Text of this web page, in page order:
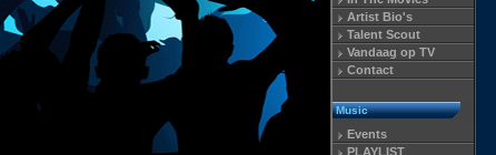
Artist Bio's
Talent Scout
Vandaag op TV
Contact
Music
Events
PLAYLIST